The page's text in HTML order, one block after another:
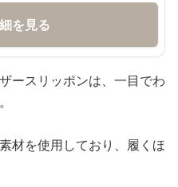
を見る
ースリッポンは、一目でわ
材を使用しており、履くほ